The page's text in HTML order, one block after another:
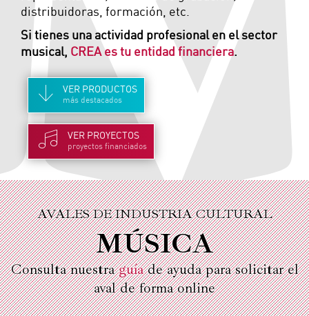
distribuidoras, formación, etc.
Si tienes una actividad profesional en el sector
musical, CREA es tu entidad financiera.
VER PRODUCTOS
más destacados
VER PROYECTOS
proyectos financiados
AVALES DE INDUSTRIA CULTURAL
MÚSICA
Consulta nuestraguíade ayuda para solicitar el
aval de forma online